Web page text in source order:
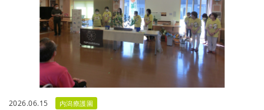
2026.06.15 内潟療護園